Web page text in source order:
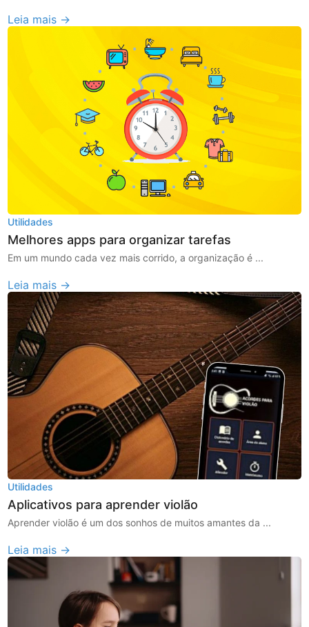
Leia mais →
Utilidades
Melhores apps para organizar tarefas
Em um mundo cada vez mais corrido, a organização é ...
Leia mais →
Utilidades
Aplicativos para aprender violão
Aprender violão é um dos sonhos de muitos amantes da ...
Leia mais →